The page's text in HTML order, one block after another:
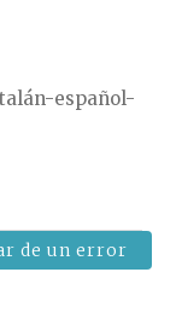
español-
de un error